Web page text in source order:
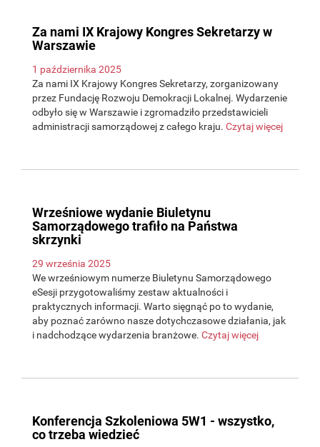
Za nami IX Krajowy Kongres Sekretarzy w
Warszawie
1 października 2025
Za nami IX Krajowy Kongres Sekretarzy, zorganizowany
przez Fundację Rozwoju Demokracji Lokalnej. Wydarzenie
odbyło się w Warszawie i zgromadziło przedstawicieli
administracji samorządowej z całego kraju. Czytaj więcej
Wrześniowe wydanie Biuletynu
Samorządowego trafiło na Państwa
skrzynki
29 września 2025
We wrześniowym numerze Biuletynu Samorządowego
eSesji przygotowaliśmy zestaw aktualności i
praktycznych informacji. Warto sięgnąć po to wydanie,
aby poznać zarówno nasze dotychczasowe działania, jak
i nadchodzące wydarzenia branżowe. Czytaj więcej
Konferencja Szkoleniowa 5W1 - wszystko,
co trzeba wiedzieć